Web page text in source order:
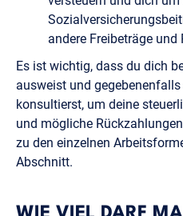
andere Freibeträge und
Es ist wichtig, dass du dich
ausweist und
konsultierst, um deine
und mögliche
zu den einzelnen
Abschnitt.